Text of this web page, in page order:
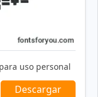
uso personal
Descargar